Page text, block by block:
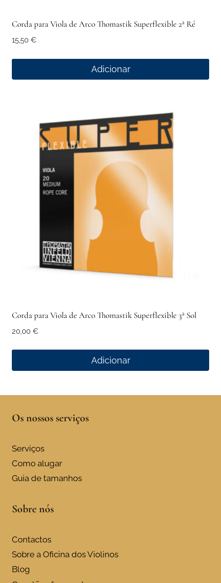
Corda para Viola de Arco Thomastik Superflexible 2ª Ré
15,50 €
Adicionar
Corda para Viola de Arco Thomastik Superflexible 3ª Sol
20,00 €
Adicionar
Os nossos serviços
Serviços
Como alugar
Guia de tamanhos
Sobre nós
Contactos
Sobre a Oficina dos Violinos
Blog